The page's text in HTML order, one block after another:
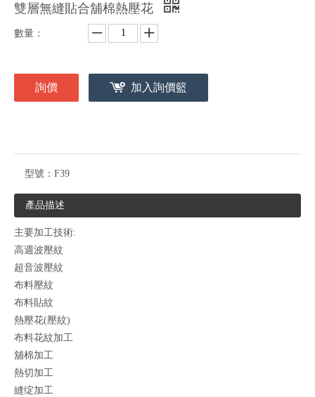
雙層無縫貼合舖棉熱壓花
數量：
詢價 加入詢價籃
型號： F39
產品描述
主要加工技術:
高週波壓紋
超音波壓紋
布料壓紋
布料貼紋
熱壓花(壓紋)
布料花紋加工
舖棉加工
熱切加工
縫绽加工